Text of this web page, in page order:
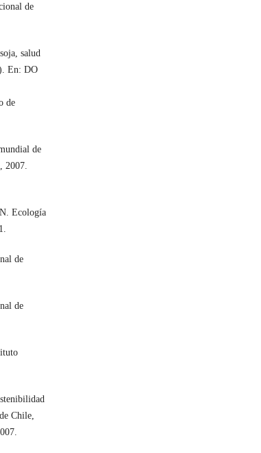
de
salud
En: DO
de
de
2007.
Ecología
de
de
Chile,